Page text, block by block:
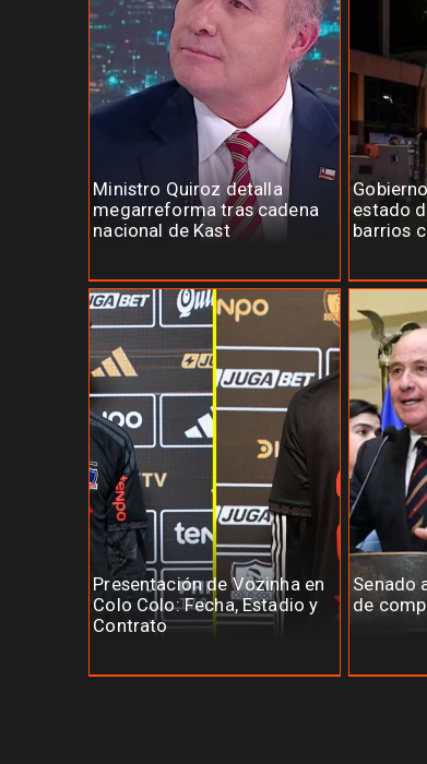
Ministro Quiroz detalla
megarreforma tras cadena
nacional de Kast
estado
barrios
Presentación de Vozinha en
Colo Colo: Fecha, Estadio y
Contrato
Senado
de